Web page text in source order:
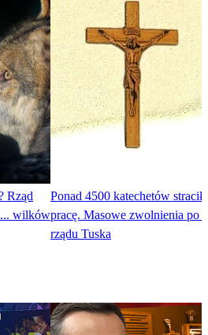
Rząd
wilków
Ponad 4500 katechetów straciło
pracę. Masowe zwolnienia po
rządu Tuska